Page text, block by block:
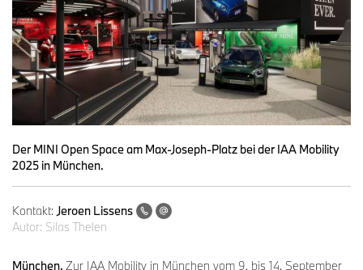
Der MINI Open Space am Max-Joseph-Platz bei der IAA Mobility
2025 in München.
Kontakt: Jeroen Lissens
Autor: Silas Thelen
München. Zur IAA Mobility in München vom 9. bis 14. September